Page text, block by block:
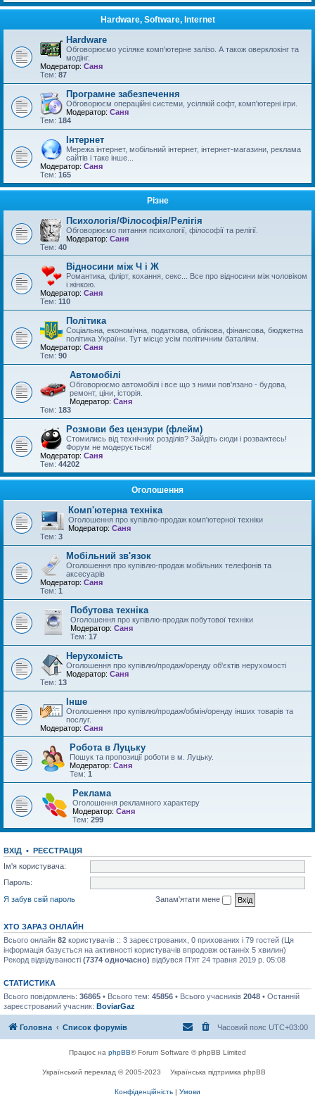
Hardware, Software, Internet
Hardware
Обговорюємо усіляке комп'ютерне залізо. А також оверклокінг та
модінг.
Модератор: Саня
Тем: 87
Програмне забезпечення
Обговорюєм операційні системи, усілякій софт, комп'ютерні ігри.
Модератор: Саня
Тем: 184
Інтернет
Мережа інтернет, мобільний інтернет, інтернет-магазини, реклама
сайтів і таке інше...
Модератор: Саня
Тем: 165
Різне
Психологія/Філософія/Релігія
Обговорюємо питання психології, філософії та релігії.
Модератор: Саня
Тем: 40
Відносини між Ч і Ж
Романтика, флірт, кохання, секс... Все про відносини між чоловіком
і жінкою.
Модератор: Саня
Тем: 110
Політика
Соціальна, економічна, податкова, облікова, фінансова, бюджетна
політика України. Тут місце усім політичним баталіям.
Модератор: Саня
Тем: 90
Автомобілі
Обговорюємо автомобілі і все що з ними пов'язано - будова,
ремонт, ціни, історія.
Модератор: Саня
Тем: 183
Розмови без цензури (флейм)
Стомились від технічних розділів? Зайдіть сюди і розважтесь!
Форум не модерується!
Модератор: Саня
Тем: 44202
Оголошення
Комп'ютерна техніка
Оголошення про купівлю-продаж комп'ютерної техніки
Модератор: Саня
Тем: 3
Мобільний зв'язок
Оголошення про купівлю-продаж мобільних телефонів та
аксесуарів
Модератор: Саня
Тем: 1
Побутова техніка
Оголошення про купівлю-продаж побутової техніки
Модератор: Саня
Тем: 17
Нерухомість
Оголошення про купівлю/продаж/оренду об'єктів нерухомості
Модератор: Саня
Тем: 13
Інше
Оголошення про купівлю/продаж/обмін/оренду інших товарів та
послуг.
Модератор: Саня
Робота в Луцьку
Пошук та пропозиції роботи в м. Луцьку.
Модератор: Саня
Тем: 1
Реклама
Оголошення рекламного характеру
Модератор: Саня
Тем: 299
ВХІД • РЕЄСТРАЦІЯ
Ім'я користувача:
Пароль:
Я забув свій пароль
Запам'ятати мене
ХТО ЗАРАЗ ОНЛАЙН
Всього онлайн 82 користувачів :: 3 зареєстрованих, 0 прихованих і 79 гостей (Ця
інформація базується на активності користувачів впродовж останніх 5 хвилин)
Рекорд відвідуваності (7374 одночасно) відбувся П'ят 24 травня 2019 р. 05:08
СТАТИСТИКА
Всього повідомлень: 36865 • Всього тем: 45856 • Всього учасників 2048 • Останній
зареєстрований учасник: BoviarGaz
Головна Список форумів Часовий пояс UTC+03:00
Працює на phpBB® Forum Software © phpBB Limited
Український переклад © 2005-2023 Українська підтримка phpBB
Конфіденційність | Умови